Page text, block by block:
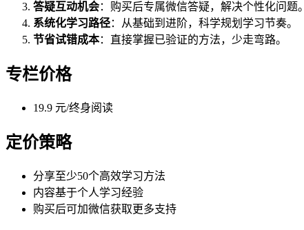
答疑互动机会：购买后专属微信答疑，解决个性化问题。
系统化学习路径：从基础到进阶，科学规划学习节奏。
节省试错成本：直接掌握已验证的方法，少走弯路。
专栏价格
19.9 元/终身阅读
定价策略
分享至少50个高效学习方法
内容基于个人学习经验
购买后可加微信获取更多支持